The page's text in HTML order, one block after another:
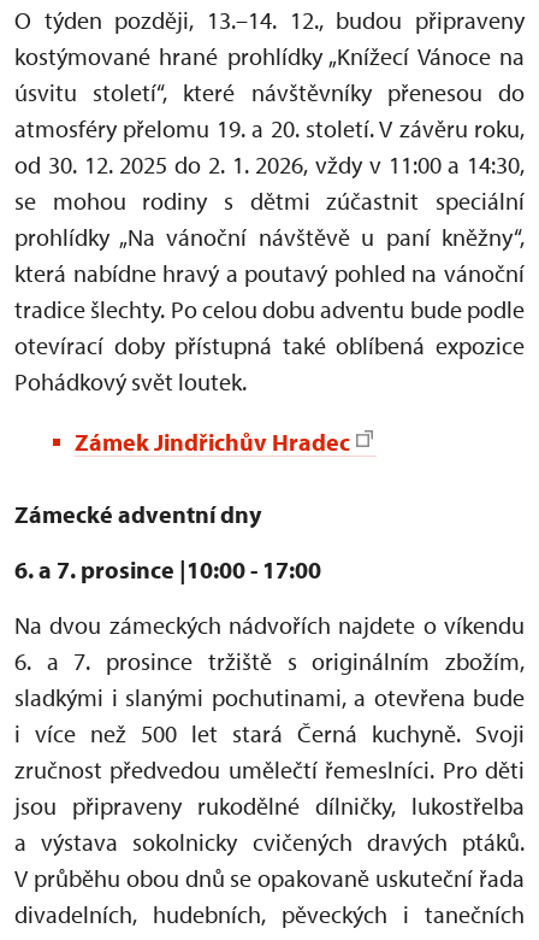
O týden později, 13.–14. 12., budou připraveny
kostýmované hrané prohlídky „Knížecí Vánoce na
úsvitu století“, které návštěvníky přenesou do
atmosféry přelomu 19. a 20. století. V závěru roku,
od 30. 12. 2025 do 2. 1. 2026, vždy v 11:00 a 14:30,
se mohou rodiny s dětmi zúčastnit speciální
prohlídky „Na vánoční návštěvě u paní kněžny“,
která nabídne hravý a poutavý pohled na vánoční
tradice šlechty. Po celou dobu adventu bude podle
otevírací doby přístupná také oblíbená expozice
Pohádkový svět loutek.
Zámek Jindřichův Hradec
Zámecké adventní dny
6. a 7. prosince |10:00 - 17:00
Na dvou zámeckých nádvořích najdete o víkendu
6. a 7. prosince tržiště s originálním zbožím,
sladkými i slanými pochutinami, a otevřena bude
i více než 500 let stará Černá kuchyně. Svoji
zručnost předvedou umělečtí řemeslníci. Pro děti
jsou připraveny rukodělné dílničky, lukostřelba
a výstava sokolnicky cvičených dravých ptáků.
V průběhu obou dnů se opakovaně uskuteční řada
divadelních, hudebních, pěveckých i tanečních